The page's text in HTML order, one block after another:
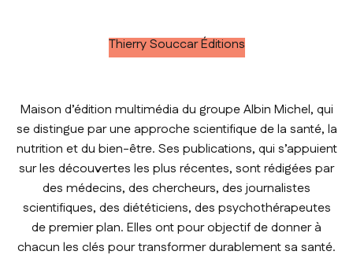
Thierry Souccar Éditions
Maison d’édition multimédia du groupe Albin Michel, qui
se distingue par une approche scientifique de la santé, la
nutrition et du bien-être. Ses publications, qui s’appuient
sur les découvertes les plus récentes, sont rédigées par
des médecins, des chercheurs, des journalistes
scientifiques, des diététiciens, des psychothérapeutes
de premier plan. Elles ont pour objectif de donner à
chacun les clés pour transformer durablement sa santé.